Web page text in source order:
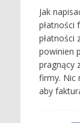
Jak
płatności
płatności
powinien
pragnący
firmy. Nic
aby